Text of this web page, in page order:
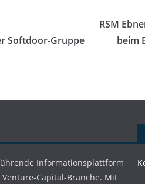
Softdoor-Gruppe
RSM
beim
Informationsplattform
Capital-Branche. Mit